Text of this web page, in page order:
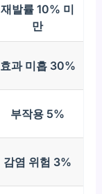
재발률 10% 미
만
효과 미흡 30%
부작용 5%
감염 위험 3%